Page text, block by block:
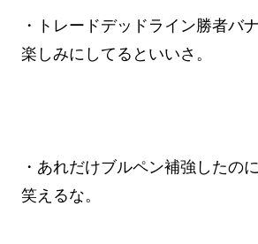
・トレードデッドライン勝者バ
楽しみにしてるといいさ。
・あれだけブルペン補強したの
笑えるな。